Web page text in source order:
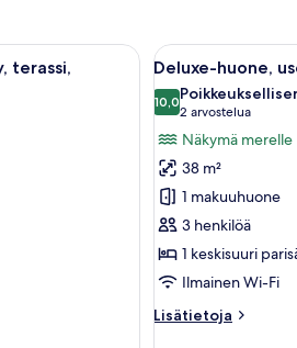
on sänky, yöpöytä, tuoli, ruukkukasvi
terassi,
Avaa
kaikki
huonetyypin
Deluxe-
huone,
useita
sänkyjä,
terassi,
merinäköala
kuvat
7
Deluxe-huone,
10,010,0 kautta 10
2 arvostelua
(2
arvostelua)
Näkymä merelle
38 m²
1 makuuhuone
3 henkilöä
1 keskisuuri
Ilmainen Wi-Fi
Lisätietoja
Lisätietoja